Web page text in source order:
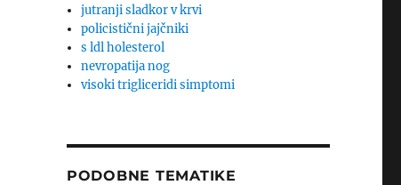
jutranji sladkor v krvi
policistični jajčniki
s ldl holesterol
nevropatija nog
visoki trigliceridi simptomi
PODOBNE TEMATIKE